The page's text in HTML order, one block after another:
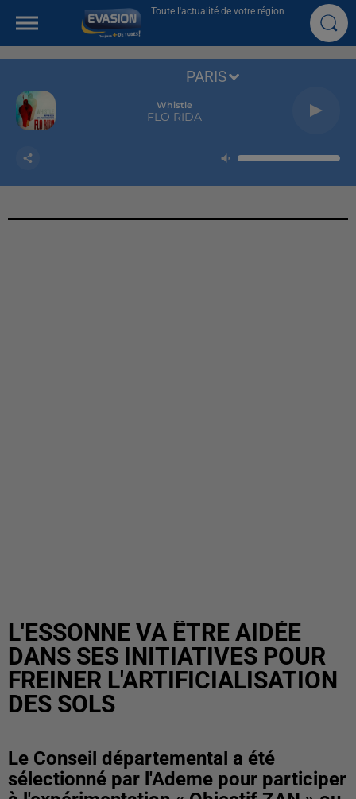
Toute l'actualité de votre région
Whistle
FLO RIDA
PARIS
L'ESSONNE VA ÊTRE AIDÉE
DANS SES INITIATIVES POUR
FREINER L'ARTIFICIALISATION
DES SOLS
Le Conseil départemental a été
sélectionné par l'Ademe pour participer